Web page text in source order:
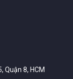
Quận 8, HCM